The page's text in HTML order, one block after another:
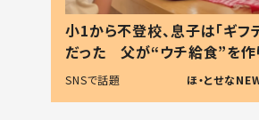
小1から不登校、息子は「ギフ
だった 父が“ウチ給食”を作
る理由とは #令和の親 #令
SNSで話題 ほ・とせな